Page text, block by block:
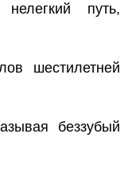
путь,
шестилетней
беззубый